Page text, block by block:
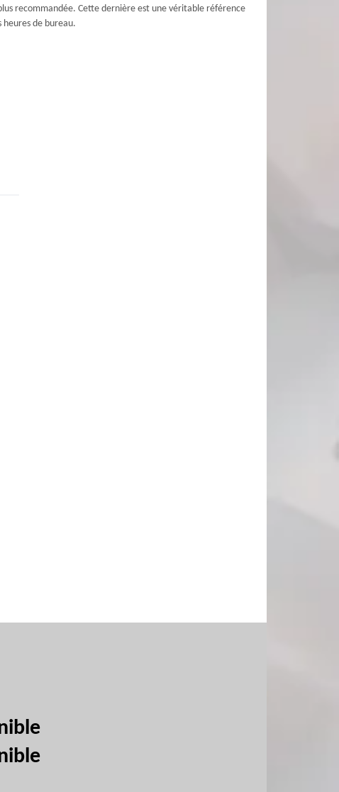
recommandée. Cette dernière est une véritable référence
heures de bureau.